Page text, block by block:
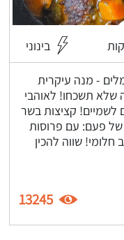
בינוני
- מנה עיקרית
שלא תשכחו! לאוהבי
קציצות בשר
של פעם: עם פרוסות
שווה להכין
13245